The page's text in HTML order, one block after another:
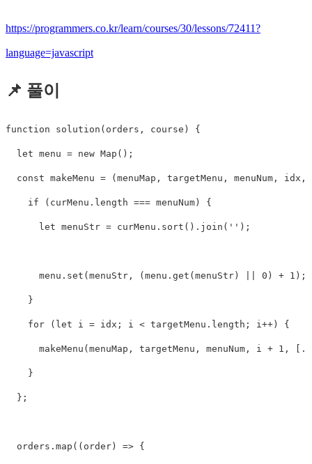
https://programmers.co.kr/learn/courses/30/lessons/72411?
language=javascript
📌 풀이
function solution ( orders , course ) {
let menu = new Map ( ) ;
const makeMenu = ( menuMap , targetMenu , menuNum , idx ,
if ( curMenu . length === menuNum ) {
let menuStr = curMenu . sort ( ) . join ( '' ) ;
      menu
. set ( menuStr , ( menu . get ( menuStr ) 0 ) + 1 ) ;
}
for ( let i = idx ; i < targetMenu . length ; i ++ ) {
makeMenu ( menuMap , targetMenu , menuNum , i + 1 ,
}
} ;
  orders
. map ( ( order ) => {